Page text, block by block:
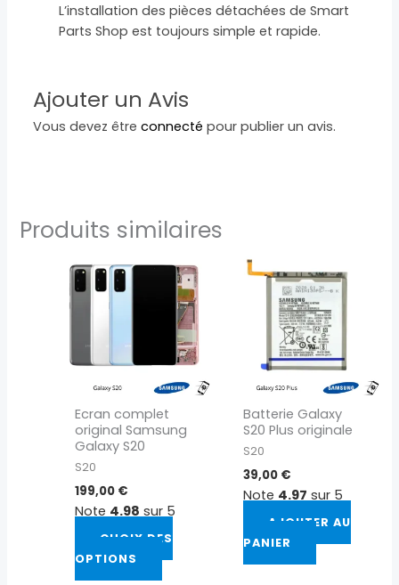
L’installation des pièces détachées de Smart
Parts Shop est toujours simple et rapide.
Ajouter un Avis
Vous devez êtreconnecté pour publier un avis.
Produits similaires
Ecran complet
original Samsung
Galaxy S20
S20
199,00 €
Note 4.98 sur 5
CHOIX DES
OPTIONS
produit
plusieurs
variations.
Les
peuvent
être
choisies
du
produit
Batterie Galaxy
S20 Plus originale
S20
39,00 €
Note 4.97 sur 5
AJOUTER AU
PANIER